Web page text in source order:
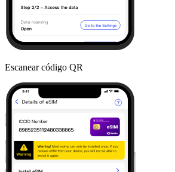
Escanear código QR